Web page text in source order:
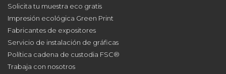
Solicita tu muestra eco gratis
Impresión ecológica Green Print
Fabricantes de expositores
Servicio de instalación de gráficas
Política cadena de custodia FSC®
Trabaja con nosotros